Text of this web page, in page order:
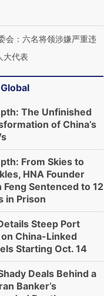
会：六名将领涉嫌严重违
大代表
The Unfinished
of China’s
From Skies to
HNA Founder
Feng Sentenced to 12
in Prison
Steep Port
on China-Linked
Starting Oct. 14
Deals Behind a
Banker’s